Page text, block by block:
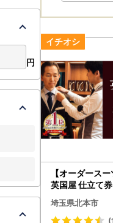
【オーダース
英国屋 仕立て
分 ご自身用包
スーツ メンズ
埼玉県北本市
円